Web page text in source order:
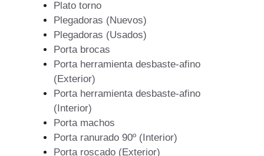
Plato torno
Plegadoras (Nuevos)
Plegadoras (Usados)
Porta brocas
Porta herramienta desbaste-afino
(Exterior)
Porta herramienta desbaste-afino
(Interior)
Porta machos
Porta ranurado 90º (Interior)
Porta roscado (Exterior)